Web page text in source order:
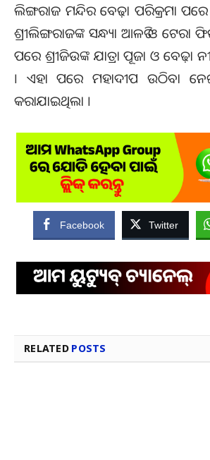
ଲିଙ୍ଗରାଜ ମନ୍ଦିର ବେଢ଼ା ପରିକ୍ରମା
ଶ୍ରୀଲିଙ୍ଗରାଜଙ୍କ ସନ୍ଧ୍ୟା ଆଳତି ଓ ଟେରା
ପରେ ଶ୍ରୀଜିଉଙ୍କ ଯାତ୍ରା ପୂଜା ଓ ବେଢ଼ା
। ଏହା ପରେ ମହାଦୀପ ଉଠିବା
କରାଯାଇଥିଲା ।
Facebook Twitter
RELATED POSTS